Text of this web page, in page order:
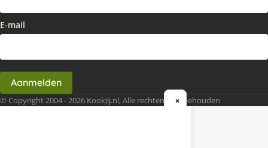
E-mail
Aanmelden
© Copyright 2004 - 2026 KookJij.nl, Alle rechten voorbehouden
×